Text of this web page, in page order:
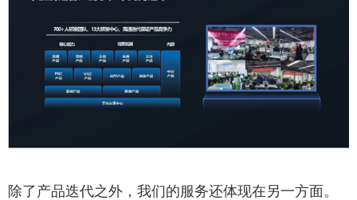
除了产品迭代之外，我们的服务还体现在另一方面。